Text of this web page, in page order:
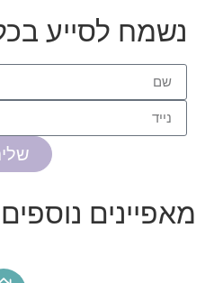
נשמח לסייע
מאפיינים נוספים